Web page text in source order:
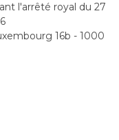
l'arrêté royal du 27
16b - 1000